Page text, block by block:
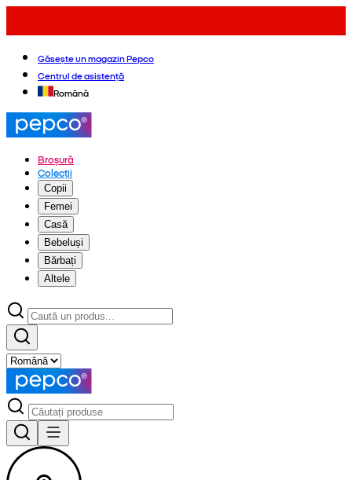
Găsește un magazin Pepco
Centrul de asistență
Română
Broșură
Colecții
Copii
Femei
Casă
Bebeluși
Bărbați
Altele